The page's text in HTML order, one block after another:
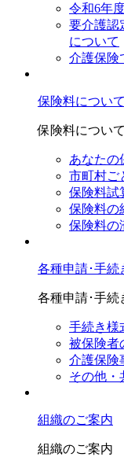
令和6年
要介護認
について
介護保険
保険料について
保険料について
あなたの
市町村ご
保険料試
保険料の
保険料の
各種申請･手続
各種申請･手続
手続き様
被保険者
介護保険
その他・
組織のご案内
組織のご案内